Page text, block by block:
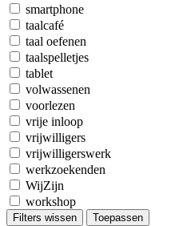
smartphone
taalcafé
taal oefenen
taalspelletjes
tablet
volwassenen
voorlezen
vrije inloop
vrijwilligers
vrijwilligerswerk
werkzoekenden
WijZijn
workshop
Filters wissen
Toepassen